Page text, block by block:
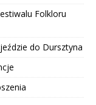
Folkloru
do Dursztyna